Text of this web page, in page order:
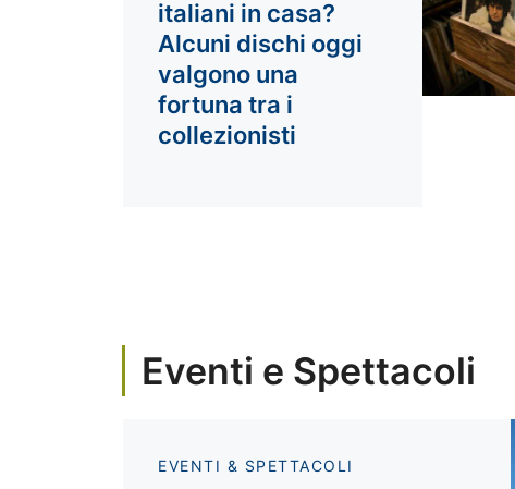
italiani in casa?
Alcuni dischi oggi
valgono una
fortuna tra i
collezionisti
Eventi e Spettacoli
EVENTI & SPETTACOLI